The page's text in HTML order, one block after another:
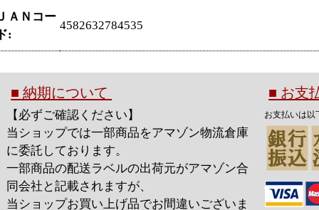
ＡＮコー
:
4582632784535
■ 納期について
【必ずご確認ください】
当ショップでは一部商品をアマゾン物流倉庫
に委託しております。
一部商品の配送ラベルの出荷元がアマゾン合
同会社と記載されますが、
当ショップお買い上げ品でお間違いございま
■ お支
お支払いは以